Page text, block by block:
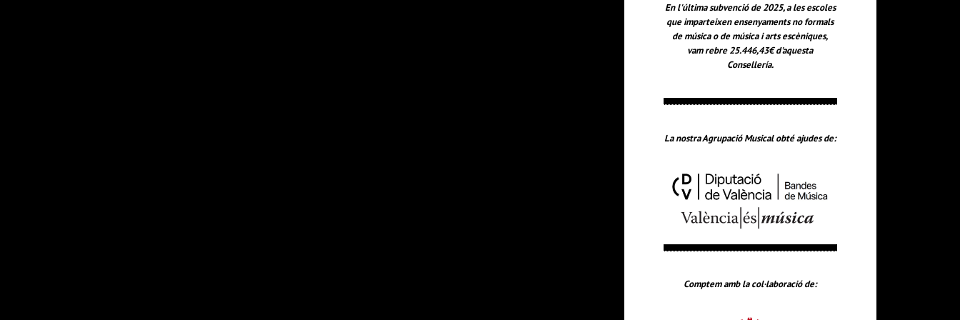
En l'última subvenció de 2025, a les escoles
que imparteixen ensenyaments no formals
de música o de música i arts escèniques,
vam rebre 25.446,43€ d'aquesta
Consellería.
La nostra Agrupació Musical obté ajudes de:
Comptem amb la col·laboració de: